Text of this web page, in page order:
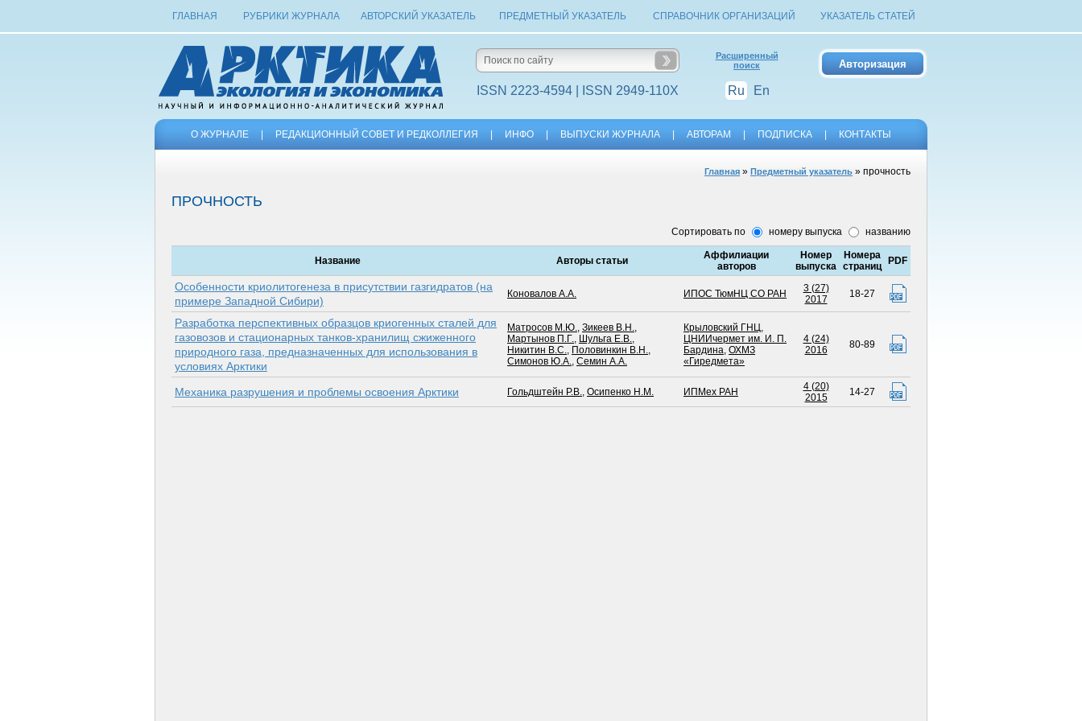
ГЛАВНАЯ РУБРИКИ ЖУРНАЛА АВТОРСКИЙ УКАЗАТЕЛЬ ПРЕДМЕТНЫЙ УКАЗАТЕЛЬ СПРАВОЧНИК ОРГАНИЗАЦИЙ УКАЗАТЕЛЬ СТАТЕЙ
ISSN 2223-4594 | ISSN 2949-110X
Расширенный
поиск
Ru En
О ЖУРНАЛЕ РЕДАКЦИОННЫЙ СОВЕТ И РЕДКОЛЛЕГИЯ ИНФО ВЫПУСКИ ЖУРНАЛА АВТОРАМ ПОДПИСКА КОНТАКТЫ
Главная » Предметный указатель » прочность
ПРОЧНОСТЬ
Сортировать по номеру выпуска названию
Название Авторы статьи
Аффилиации
авторов
Номер
выпуска
Номера
страниц
PDF
Особенности криолитогенеза в присутствии газгидратов (на
примере Западной Сибири)
Коновалов А.А. ИПОС ТюмНЦ СО РАН
3 (27)
2017
18-27
Разработка перспективных образцов криогенных сталей для
газовозов и стационарных танков-хранилищ сжиженного
природного газа, предназначенных для использования в
условиях Арктики
Матросов М.Ю., Зикеев В.Н.,
Мартынов П.Г., Шульга Е.В.,
Никитин В.С., Половинкин В.Н.,
Симонов Ю.А., Семин А.А.
Крыловский ГНЦ,
ЦНИИчермет им. И. П.
Бардина, ОХМЗ
«Гиредмета»
4 (24)
2016
80-89
Механика разрушения и проблемы освоения Арктики Гольдштейн Р.В., Осипенко Н.М. ИПМех РАН
4 (20)
2015
14-27